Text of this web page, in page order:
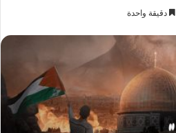
دقيقة واحدة